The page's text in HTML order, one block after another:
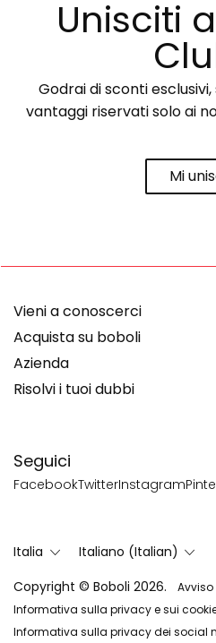
Unisciti
Godrai di sconti
vantaggi riservati solo ai
Mi
Seguici
FacebookTwitterInstagram
Vieni a conoscerci
Acquista su boboli
Azienda
Risolvi i tuoi dubbi
Italia
Italiano (Italian)
Copyright © Boboli 2026.
Informativa sulla privacy e sui
Informativa sulla privacy dei social